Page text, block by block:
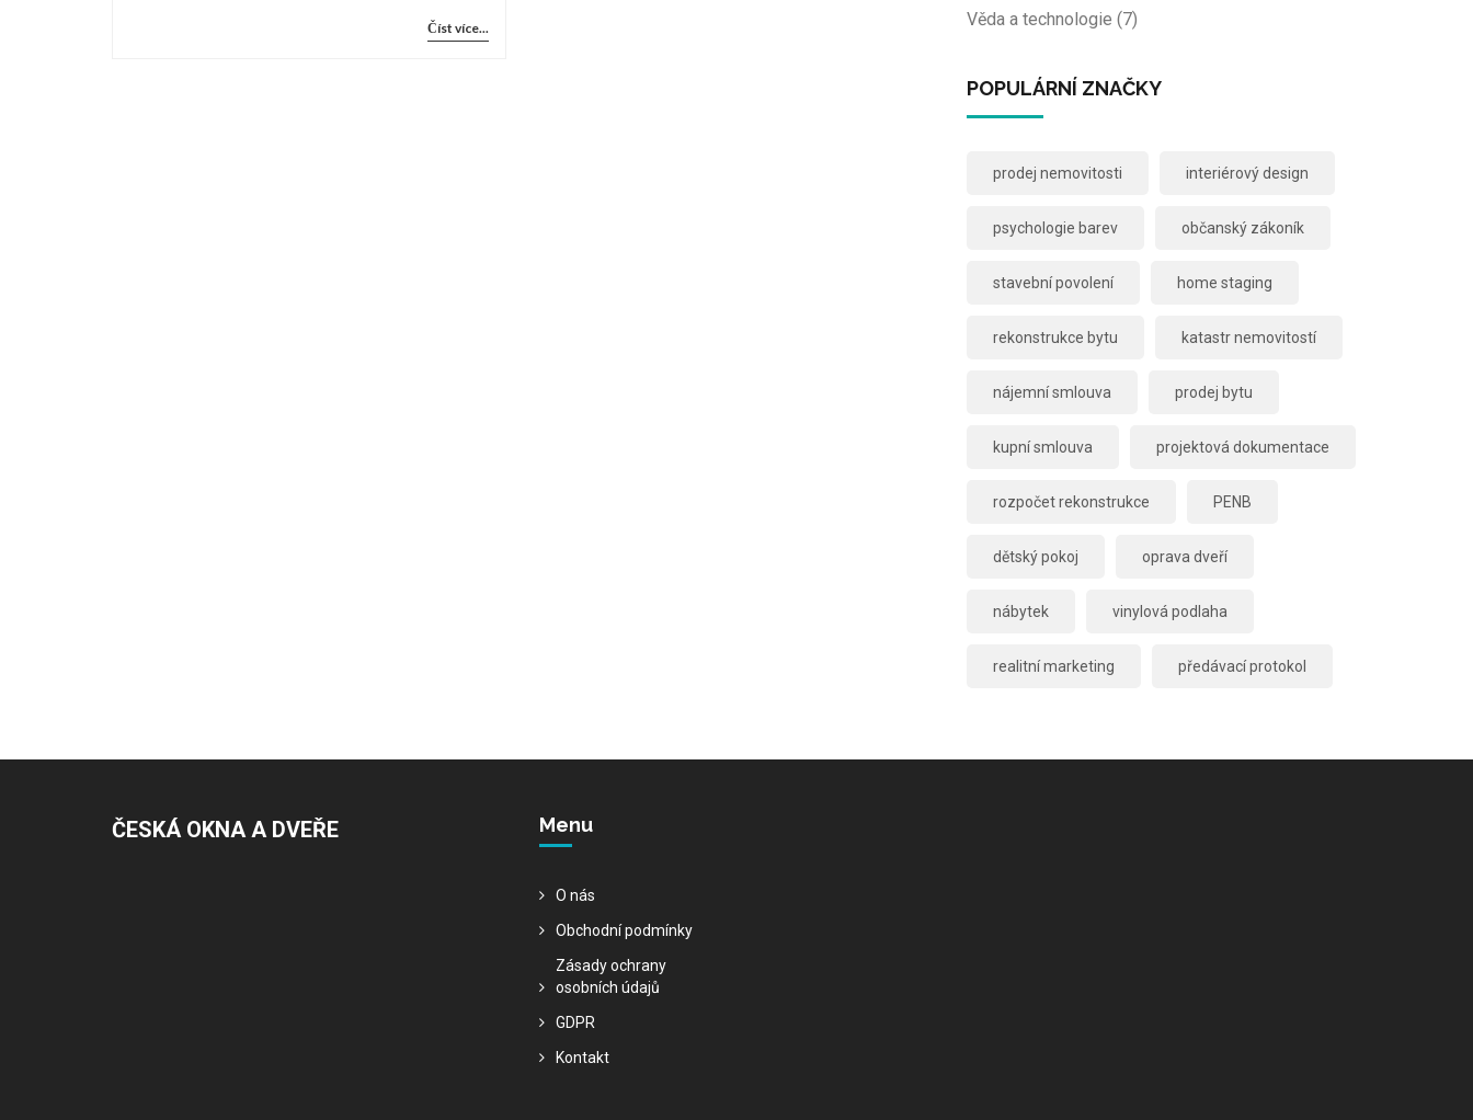
Číst více... Věda a technologie (7)
POPULÁRNÍ ZNAČKY
prodej nemovitosti interiérový design
psychologie barev občanský zákoník
stavební povolení home staging
rekonstrukce bytu katastr nemovitostí
nájemní smlouva prodej bytu
kupní smlouva projektová dokumentace
rozpočet rekonstrukce PENB
dětský pokoj oprava dveří
nábytek vinylová podlaha
realitní marketing předávací protokol
ČESKÁ OKNA A DVEŘE Menu
O nás
Obchodní podmínky
Zásady ochrany
osobních údajů
GDPR
Kontakt